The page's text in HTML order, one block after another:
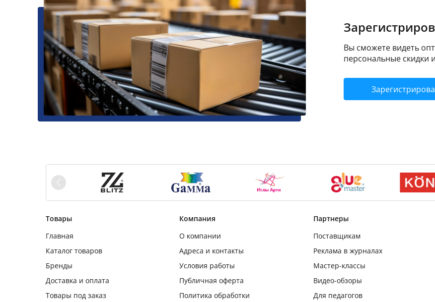
Вы сможете видеть
персональные скидки
Товары
Главная
Каталог товаров
Бренды
Доставка и оплата
Товары под заказ
Компания
О компании
Адреса и контакты
Условия работы
Публичная оферта
Политика обработки
Партнеры
Поставщикам
Реклама в журналах
Мастер-классы
Видео-обзоры
Для педагогов